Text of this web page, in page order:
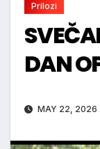
Prilozi
DAN
MAY 22, 2026